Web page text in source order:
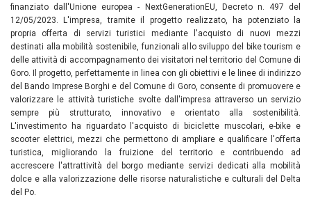
finanziato dall'Unione europea - NextGenerationEU, Decreto n. 497 del
12/05/2023. L'impresa, tramite il progetto realizzato, ha potenziato la
propria offerta di servizi turistici mediante l'acquisto di nuovi mezzi
destinati alla mobilità sostenibile, funzionali allo sviluppo del bike tourism e
delle attività di accompagnamento dei visitatori nel territorio del Comune di
Goro. Il progetto, perfettamente in linea con gli obiettivi e le linee di indirizzo
del Bando Imprese Borghi e del Comune di Goro, consente di promuovere e
valorizzare le attività turistiche svolte dall'impresa attraverso un servizio
sempre più strutturato, innovativo e orientato alla sostenibilità.
L'investimento ha riguardato l'acquisto di biciclette muscolari, e-bike e
scooter elettrici, mezzi che permettono di ampliare e qualificare l'offerta
turistica, migliorando la fruizione del territorio e contribuendo ad
accrescere l'attrattività del borgo mediante servizi dedicati alla mobilità
dolce e alla valorizzazione delle risorse naturalistiche e culturali del Delta
del Po.